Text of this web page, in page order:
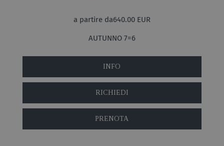
a partire da640.00 EUR
AUTUNNO 7=6
INFO
RICHIEDI
PRENOTA